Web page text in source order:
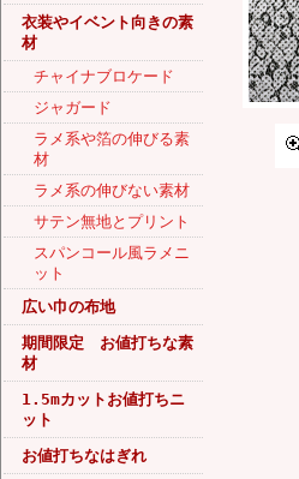
衣装やイベント向きの素
材
チャイナブロケード
ジャガード
ラメ系や箔の伸びる素
材
ラメ系の伸びない素材
サテン無地とプリント
スパンコール風ラメニ
ット
広い巾の布地
期間限定 お値打ちな素
材
1.5mカットお値打ちニ
ット
お値打ちなはぎれ